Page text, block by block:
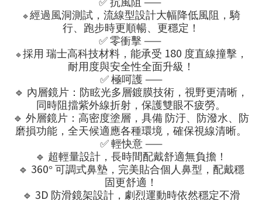
抗風阻
🔹經過風洞測試，流線型設計大幅降低風阻，騎
行、跑步時更順暢、更穩定！
✅ 零衝擊 ——
🔹採用 瑞士高科技材料，能承受 180 度直線撞擊，
耐用度與安全性全面升級！
✅ 極呵護 ——
🔹 內層鏡片：防眩光多層鍍膜技術，視野更清晰，
同時阻擋紫外線折射，保護雙眼不疲勞。
🔹 外層鏡片：高密度塗層，具備 防汙、防潑水、防
磨損功能，全天候適應各種環境，確保視線清晰。
✅ 輕快意——
🔹 超輕量設計，長時間配戴舒適無負擔！
🔹 360° 可調式鼻墊，完美貼合個人鼻型，配戴穩
固更舒適！
🔹 3D 防滑鏡架設計，劇烈運動時依然穩定不滑